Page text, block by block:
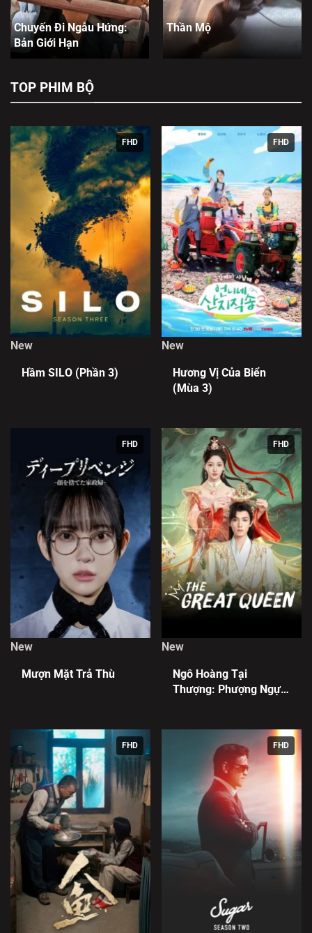
Chuyến Đi Ngẫu Hứng:
Bản Giới Hạn
Thần Mộ
TOP PHIM BỘ
FHD
New
Hầm SILO (Phần 3)
FHD
New
Hương Vị Của Biển
(Mùa 3)
FHD
New
Mượn Mặt Trả Thù
FHD
New
Ngô Hoàng Tại
Thượng: Phượng Ngự
FHD FHD